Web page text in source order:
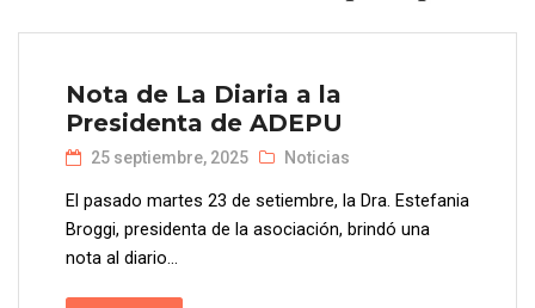
Nota de La Diaria a la
Presidenta de ADEPU
25 septiembre, 2025 Noticias
El pasado martes 23 de setiembre, la Dra. Estefania
Broggi, presidenta de la asociación, brindó una
nota al diario...